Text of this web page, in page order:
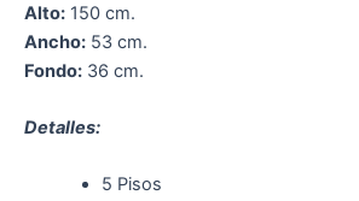
Alto: 150 cm.
Ancho: 53 cm.
Fondo: 36 cm.
Detalles:
5 Pisos